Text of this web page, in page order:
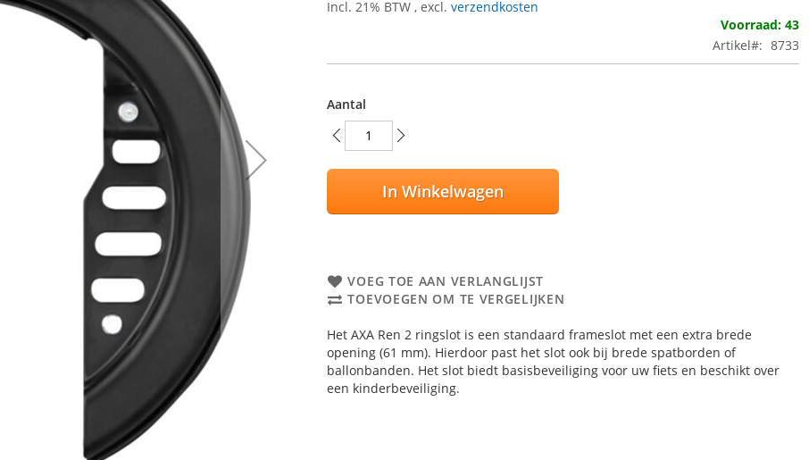
Incl. 21% BTW, excl.verzendkosten
Voorraad: 43
Artikel
8733
Aantal
In Winkelwagen
VOEG TOE AAN VERLANGLIJST
TOEVOEGEN OM TE VERGELIJKEN
Het AXA Ren 2 ringslot is een standaard frameslot met een extra brede
opening (61 mm). Hierdoor past het slot ook bij brede spatborden of
ballonbanden. Het slot biedt basisbeveiliging voor uw fiets en beschikt over
een kinderbeveiliging.